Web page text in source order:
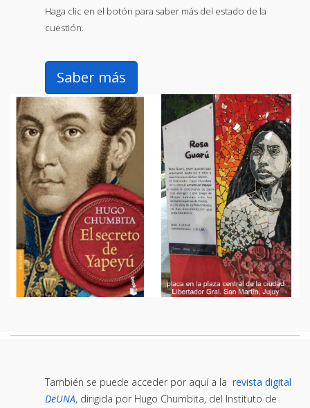
Haga clic en el botón para saber más del estado de la
cuestión.
Saber más
También se puede acceder por aquí a la revista digital
DeUNA, dirigida por Hugo Chumbita, del Instituto de